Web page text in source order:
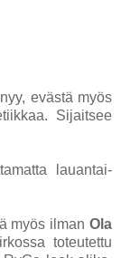
evästä myös
Sijaitsee
lauantai-
myös ilmanOla
toteutettu